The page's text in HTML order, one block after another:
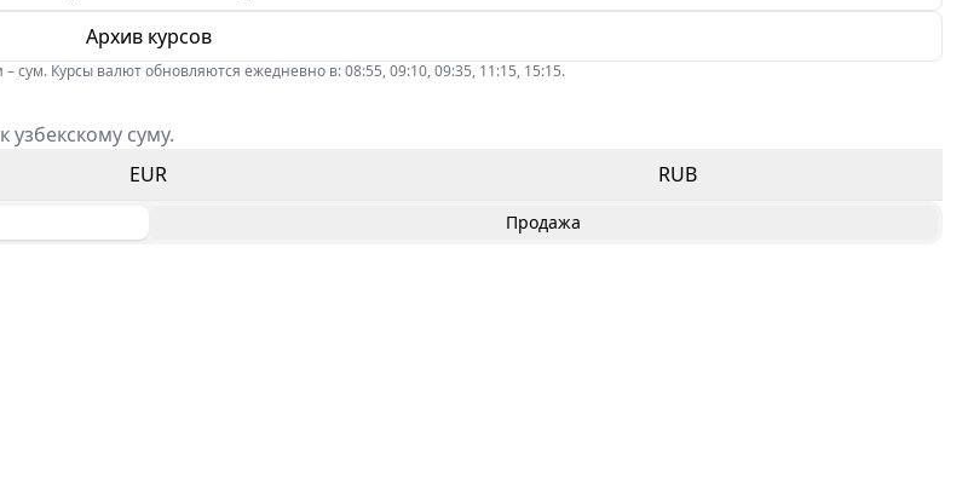
Архив курсов
сум. Курсы валют обновляются ежедневно в: 08:55, 09:10, 09:35, 11:15, 15:15.
суму.
EUR RUB
Продажа